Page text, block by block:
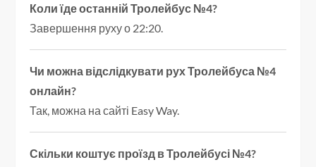
Коли їде останній Тролейбус №4?
Завершення руху о 22:20.
Чи можна відслідкувати рух Тролейбуса №4
онлайн?
Так, можна на сайті Easy Way.
Скільки коштує проїзд в Тролейбусі №4?